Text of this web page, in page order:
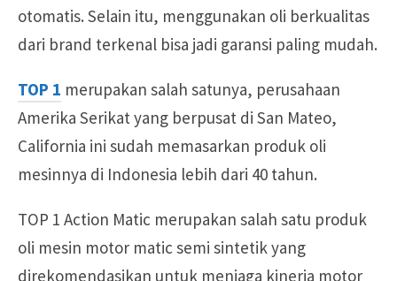
otomatis. Selain itu, menggunakan oli berkualitas
dari brand terkenal bisa jadi garansi paling mudah.
TOP 1 merupakan salah satunya, perusahaan
Amerika Serikat yang berpusat di San Mateo,
California ini sudah memasarkan produk oli
mesinnya di Indonesia lebih dari 40 tahun.
TOP 1 Action Matic merupakan salah satu produk
oli mesin motor matic semi sintetik yang
direkomendasikan untuk menjaga kinerja motor